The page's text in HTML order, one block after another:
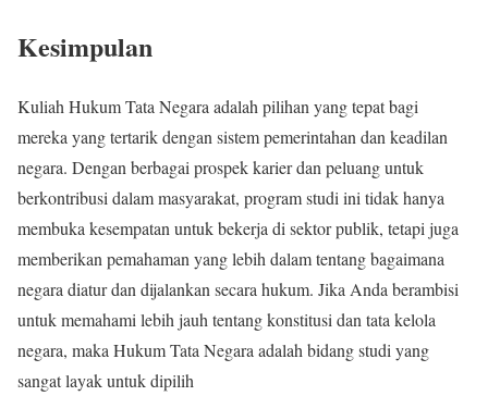
Kesimpulan
Kuliah Hukum Tata Negara adalah pilihan yang tepat bagi
mereka yang tertarik dengan sistem pemerintahan dan keadilan
negara. Dengan berbagai prospek karier dan peluang untuk
berkontribusi dalam masyarakat, program studi ini tidak hanya
membuka kesempatan untuk bekerja di sektor publik, tetapi juga
memberikan pemahaman yang lebih dalam tentang bagaimana
negara diatur dan dijalankan secara hukum. Jika Anda berambisi
untuk memahami lebih jauh tentang konstitusi dan tata kelola
negara, maka Hukum Tata Negara adalah bidang studi yang
sangat layak untuk dipilih